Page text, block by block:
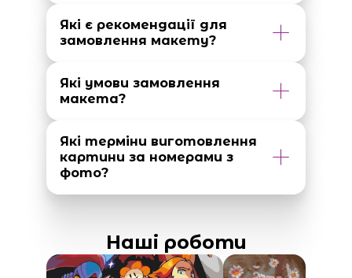
Які є рекомендації для
замовлення макету?
Які умови замовлення
макета?
Які терміни виготовлення
картини за номерами з
фото?
Наші роботи